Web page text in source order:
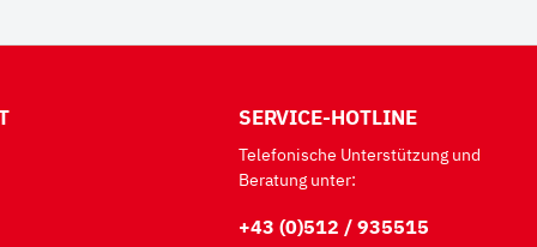
SERVICE-HOTLINE
Telefonische Unterstützung und
Beratung unter:
+43 (0)512 / 935515